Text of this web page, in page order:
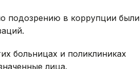
подозрению в коррупции были
больницах и поликлиниках
лица.